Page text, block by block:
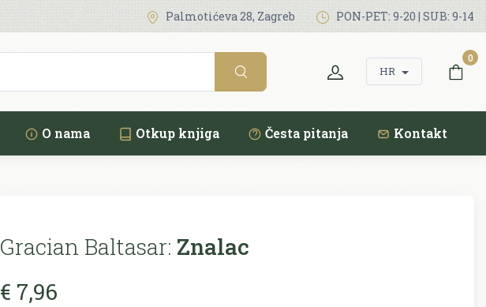
Palmotićeva 28, Zagreb PON-PET: 9-20 | SUB: 9-14
HR
0
O nama Otkup knjiga Česta pitanja Kontakt
Gracian Baltasar: Znalac
€ 7,96